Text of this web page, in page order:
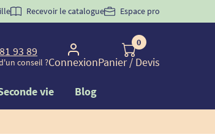
la 1ère commande d'incontinence
Recevoir le catalogue Espace pro
93 89
conseil ?Connexion
0
Panier/ Devis
vie Blog